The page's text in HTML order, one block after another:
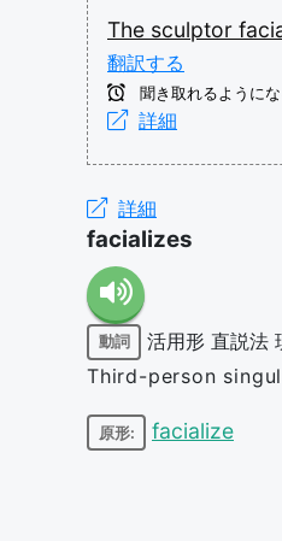
The sculptor
翻訳する
聞き取れるように
詳細
詳細
facializes
動詞 活用形 直説法
Third-person
原形: facialize